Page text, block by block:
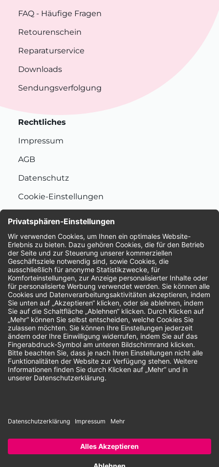
FAQ - Häufige Fragen
Retourenschein
Reparaturservice
Downloads
Sendungsverfolgung
Rechtliches
Impressum
AGB
Datenschutz
Cookie-Einstellungen
Bewertungen
Unsere Zahlungsarten:
Rechnung SEPA-Lastschrift Vorkasse